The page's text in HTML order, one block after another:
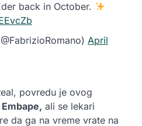
back in October.
April
povredu je ovog
ali se lekari
da ga na vreme vrate na